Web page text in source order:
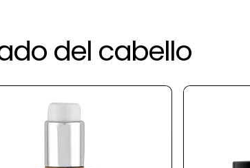
del cabello